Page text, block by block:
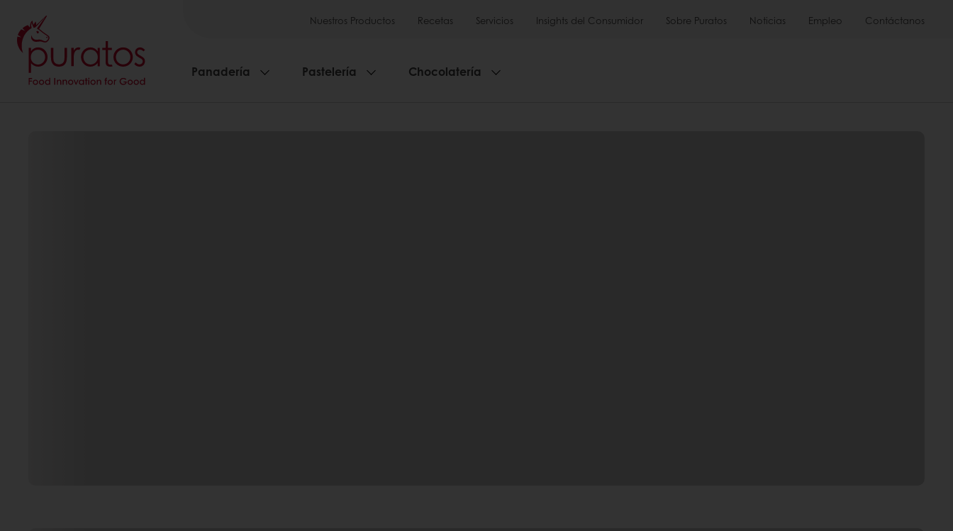
Nuestros Productos Recetas Servicios Insights del Consumidor Sobre Puratos Noticias Empleo Contáctanos
Panadería Pastelería Chocolatería